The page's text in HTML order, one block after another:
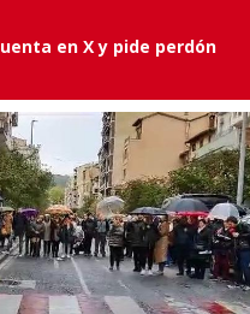
en X y pide perdón